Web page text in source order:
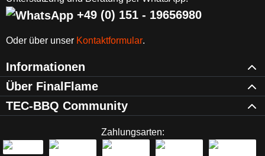
+49 (0) 151 - 19656980
Oder über unser Kontaktformular.
Informationen
Über FinalFlame
TEC-BBQ Community
Zahlungsarten: